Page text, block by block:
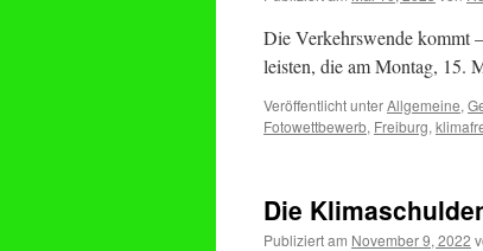
Die Verkehrswende kommt
leisten, die am Montag, 15.
Veröffentlicht unterAllgemeine,
Fotowettbewerb, Freiburg,
Die
Publiziert am November 9, 2022